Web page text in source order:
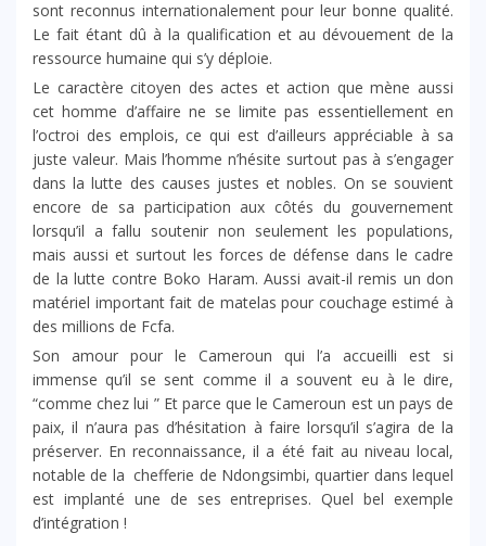
sont reconnus internationalement pour leur bonne qualité.
Le fait étant dû à la qualification et au dévouement de la
ressource humaine qui s’y déploie.
Le caractère citoyen des actes et action que mène aussi
cet homme d’affaire ne se limite pas essentiellement en
l’octroi des emplois, ce qui est d’ailleurs appréciable à sa
juste valeur. Mais l’homme n’hésite surtout pas à s’engager
dans la lutte des causes justes et nobles. On se souvient
encore de sa participation aux côtés du gouvernement
lorsqu’il a fallu soutenir non seulement les populations,
mais aussi et surtout les forces de défense dans le cadre
de la lutte contre Boko Haram. Aussi avait-il remis un don
matériel important fait de matelas pour couchage estimé à
des millions de Fcfa.
Son amour pour le Cameroun qui l’a accueilli est si
immense qu’il se sent comme il a souvent eu à le dire,
“comme chez lui ” Et parce que le Cameroun est un pays de
paix, il n’aura pas d’hésitation à faire lorsqu’il s’agira de la
préserver. En reconnaissance, il a été fait au niveau local,
notable de la chefferie de Ndongsimbi, quartier dans lequel
est implanté une de ses entreprises. Quel bel exemple
d’intégration !